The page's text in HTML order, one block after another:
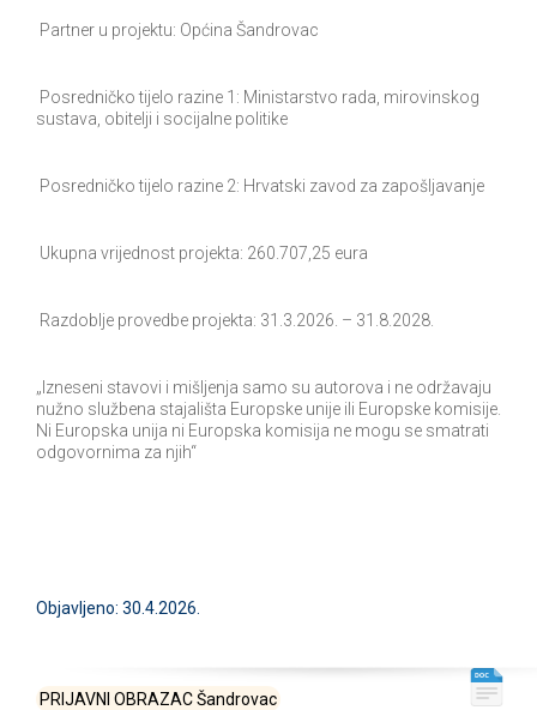
Partner u projektu: Općina Šandrovac
Posredničko tijelo razine 1: Ministarstvo rada, mirovinskog
sustava, obitelji i socijalne politike
Posredničko tijelo razine 2: Hrvatski zavod za zapošljavanje
Ukupna vrijednost projekta: 260.707,25 eura
Razdoblje provedbe projekta: 31.3.2026. – 31.8.2028.
„Izneseni stavovi i mišljenja samo su autorova i ne održavaju
nužno službena stajališta Europske unije ili Europske komisije.
Ni Europska unija ni Europska komisija ne mogu se smatrati
odgovornima za njih“
Objavljeno: 30.4.2026.
PRIJAVNI OBRAZAC Šandrovac